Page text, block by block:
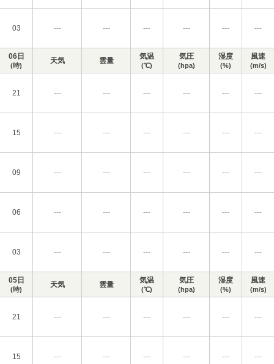
03 --- --- --- --- --- ---
06日
(時)
天気 雲量 気温
(℃)
気圧
(hpa)
湿度
(%)
風速
(m/s)
21 --- --- --- --- --- ---
15 --- --- --- --- --- ---
09 --- --- --- --- --- ---
06 --- --- --- --- --- ---
03 --- --- --- --- --- ---
05日
(時)
天気 雲量 気温
(℃)
気圧
(hpa)
湿度
(%)
風速
(m/s)
21 --- --- --- --- --- ---
15 --- --- --- --- --- ---